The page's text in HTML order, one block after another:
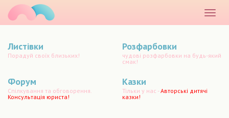
меню
Листівки
Порадуй своїх близьких!
Розфарбовки
чудові розфарбовки на будь-який
смак!
Форум
Спілкування та обговорення.
Консультація юриста!
Казки
Тільки у нас -Авторські дитячі
казки!